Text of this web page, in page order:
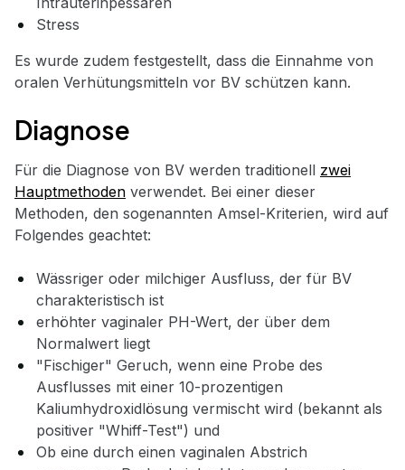
Stress
Es wurde zudem festgestellt, dass die Einnahme von
oralen Verhütungsmitteln vor BV schützen kann.
Diagnose
Für die Diagnose von BV werden traditionell zwei
Hauptmethoden verwendet. Bei einer dieser
Methoden, den sogenannten Amsel-Kriterien, wird auf
Folgendes geachtet:
Wässriger oder milchiger Ausfluss, der für BV
charakteristisch ist
erhöhter vaginaler PH-Wert, der über dem
Normalwert liegt
"Fischiger" Geruch, wenn eine Probe des
Ausflusses mit einer 10-prozentigen
Kaliumhydroxidlösung vermischt wird (bekannt als
positiver "Whiff-Test") und
Ob eine durch einen vaginalen Abstrich